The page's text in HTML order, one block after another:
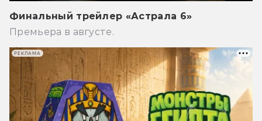
Финальный трейлер «Астрала 6»
Премьера в августе.
РЕКЛАМА